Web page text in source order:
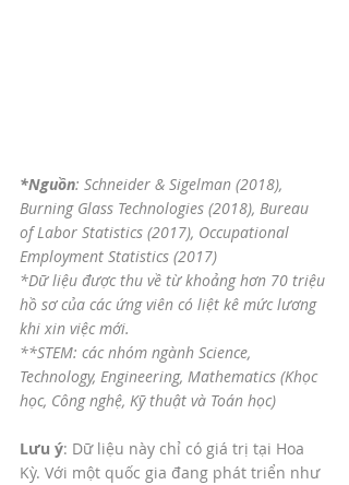
*Nguồn: Schneider & Sigelman (2018),
Burning Glass Technologies (2018), Bureau
of Labor Statistics (2017), Occupational
Employment Statistics (2017)
*Dữ liệu được thu về từ khoảng hơn 70 triệu
hồ sơ của các ứng viên có liệt kê mức lương
khi xin việc mới.
**STEM: các nhóm ngành Science,
Technology, Engineering, Mathematics (Khọc
học, Công nghệ, Kỹ thuật và Toán học)
Lưu ý: Dữ liệu này chỉ có giá trị tại Hoa
Kỳ. Với một quốc gia đang phát triển như